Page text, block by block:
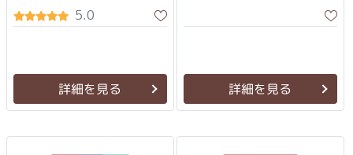
5.0
詳細を見る 詳細を見る